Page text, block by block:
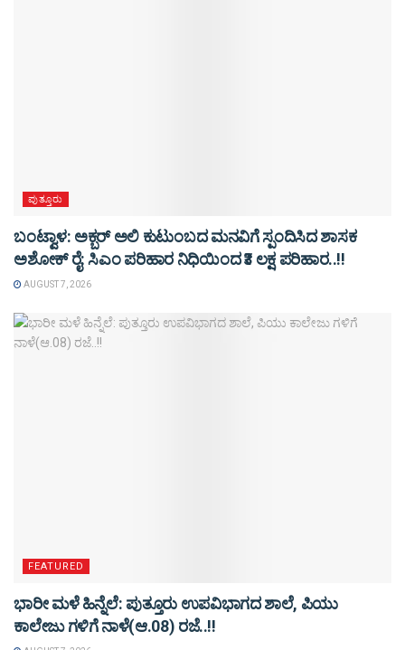
ಪುತ್ತೂರು
ಬಂಟ್ವಾಳ: ಅಕ್ಬರ್ ಅಲಿ ಕುಟುಂಬದ ಮನವಿಗೆ ಸ್ಪಂದಿಸಿದ ಶಾಸಕ
ಅಶೋಕ್ ರೈ: ಸಿಎಂ ಪರಿಹಾರ ನಿಧಿಯಿಂದ ₹3 ಲಕ್ಷ ಪರಿಹಾರ..!!
AUGUST 7, 2026
FEATURED
ಭಾರೀ ಮಳೆ ಹಿನ್ನೆಲೆ: ಪುತ್ತೂರು ಉಪವಿಭಾಗದ ಶಾಲೆ, ಪಿಯು
ಕಾಲೇಜು ಗಳಿಗೆ ನಾಳೆ(ಆ.08) ರಜೆ..!!